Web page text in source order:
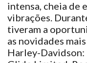
intensa, cheia de
vibrações.
tiveram a
as novidades
Harley-Davidson: